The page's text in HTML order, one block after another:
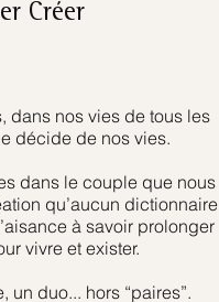
Créer
dans nos vies de tous les
décide de nos vies.
dans le couple que nous
qu’aucun dictionnaire
à savoir prolonger
vivre et exister.
un duo... hors “paires”.